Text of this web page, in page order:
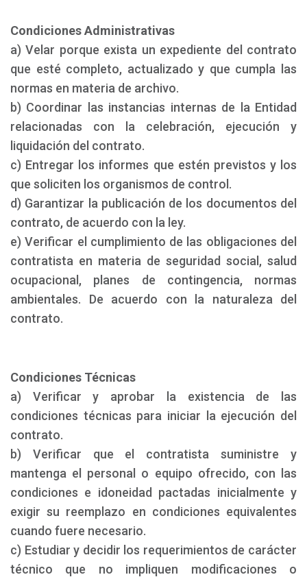
Condiciones Administrativas
a) Velar porque exista un expediente del contrato
que esté completo, actualizado y que cumpla las
normas en materia de archivo.
b) Coordinar las instancias internas de la Entidad
relacionadas con la celebración, ejecución y
liquidación del contrato.
c) Entregar los informes que estén previstos y los
que soliciten los organismos de control.
d) Garantizar la publicación de los documentos del
contrato, de acuerdo con la ley.
e) Verificar el cumplimiento de las obligaciones del
contratista en materia de seguridad social, salud
ocupacional, planes de contingencia, normas
ambientales. De acuerdo con la naturaleza del
contrato.
Condiciones Técnicas
a) Verificar y aprobar la existencia de las
condiciones técnicas para iniciar la ejecución del
contrato.
b) Verificar que el contratista suministre y
mantenga el personal o equipo ofrecido, con las
condiciones e idoneidad pactadas inicialmente y
exigir su reemplazo en condiciones equivalentes
cuando fuere necesario.
c) Estudiar y decidir los requerimientos de carácter
técnico que no impliquen modificaciones o